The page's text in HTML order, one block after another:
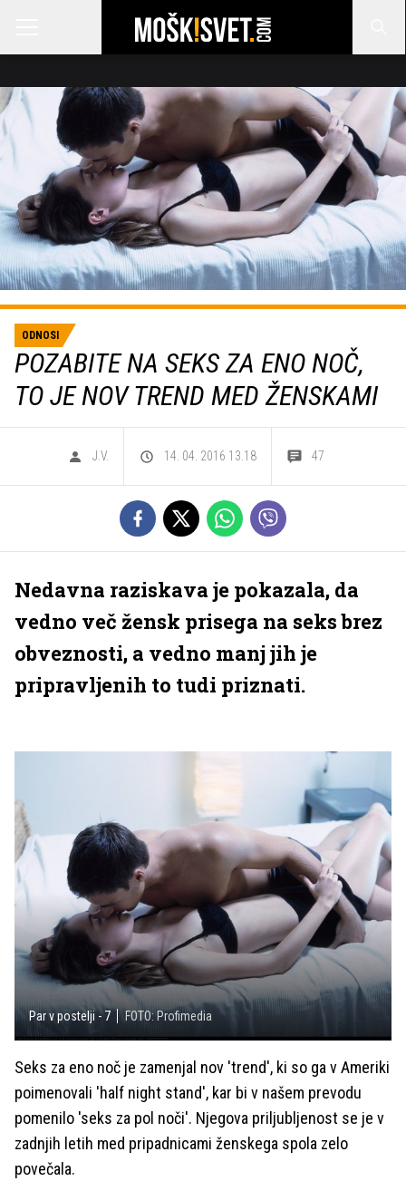
ODNOSI
POZABITE NA SEKS ZA ENO NOČ,
TO JE NOV TREND MED ŽENSKAMI
J.V. 14. 04. 2016 13.18 47
Nedavna raziskava je pokazala, da
vedno več žensk prisega na seks brez
obveznosti, a vedno manj jih je
pripravljenih to tudi priznati.
Par v postelji - 7 FOTO: Profimedia
Seks za eno noč je zamenjal nov 'trend', ki so ga v Ameriki
poimenovali 'half night stand', kar bi v našem prevodu
pomenilo 'seks za pol noči'. Njegova priljubljenost se je v
zadnjih letih med pripadnicami ženskega spola zelo
povečala.